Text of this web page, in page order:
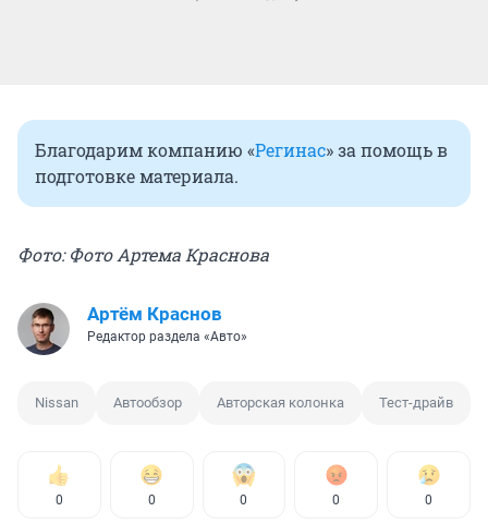
Благодарим компанию «Регинас» за помощь в
подготовке материала.
Фото: Фото Артема Краснова
Артём Краснов
Редактор раздела «Авто»
Nissan Автообзор Авторская колонка Тест-драйв
0 0 0 0 0